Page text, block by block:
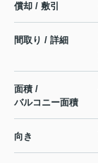
償却 / 敷引
間取り / 詳細
面積 /
バルコニー面積
向き